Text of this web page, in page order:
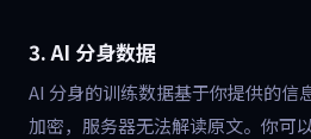
3. AI 分身数据
AI 分身的训练数据基于你提供的信
加密，服务器无法解读原文。你可